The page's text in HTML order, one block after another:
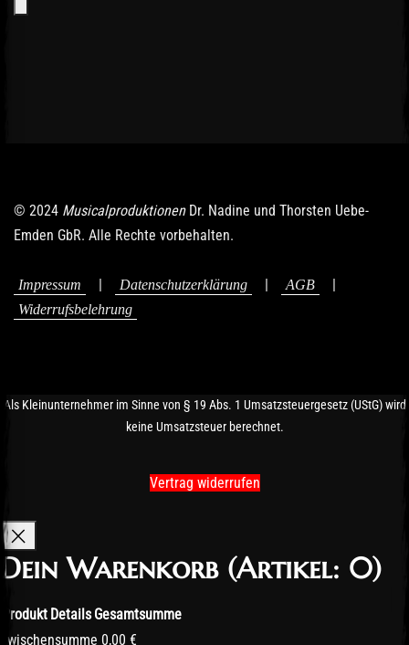
© 2024 MusicalproduktionenDr. Nadine und Thorsten Uebe-
Emden GbR. Alle Rechte vorbehalten.
Impressum Datenschutzerklärung AGB
Widerrufsbelehrung
Als Kleinunternehmer im Sinne von § 19 Abs. 1 Umsatzsteuergesetz (UStG) wird
keine Umsatzsteuer berechnet.
Vertrag widerrufen
Dein Warenkorb (Artikel: 0)
Produkt Details Gesamtsumme
Zwischensumme 0,00 €